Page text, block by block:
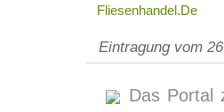
Fliesenhandel.de
Eintragung vom
Das Portal